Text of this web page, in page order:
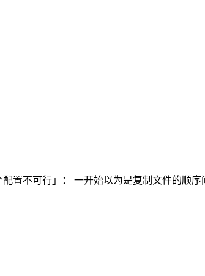
置不可行」： 一开始以为是复制文件的顺